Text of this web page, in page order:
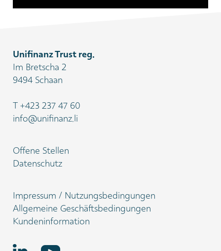
Unifinanz Trust reg.
Im Bretscha 2
9494 Schaan
T+423 237 47 60
info@unifinanz.li
Offene Stellen
Datenschutz
Impressum / Nutzungsbedingungen
Allgemeine Geschäftsbedingungen
Kundeninformation